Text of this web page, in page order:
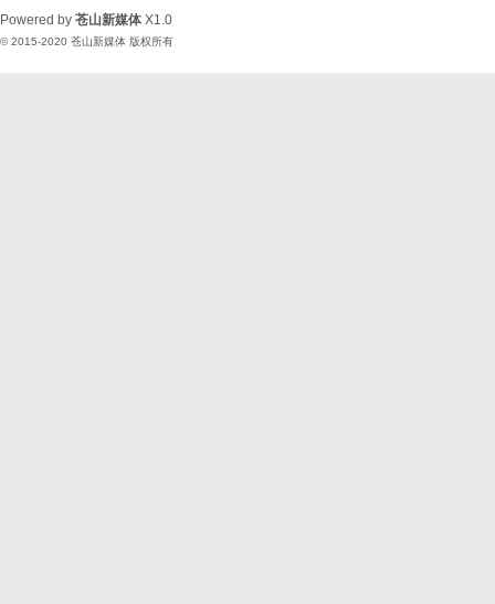
Powered by 苍山新媒体 X1.0
© 2015-2020 苍山新媒体 版权所有